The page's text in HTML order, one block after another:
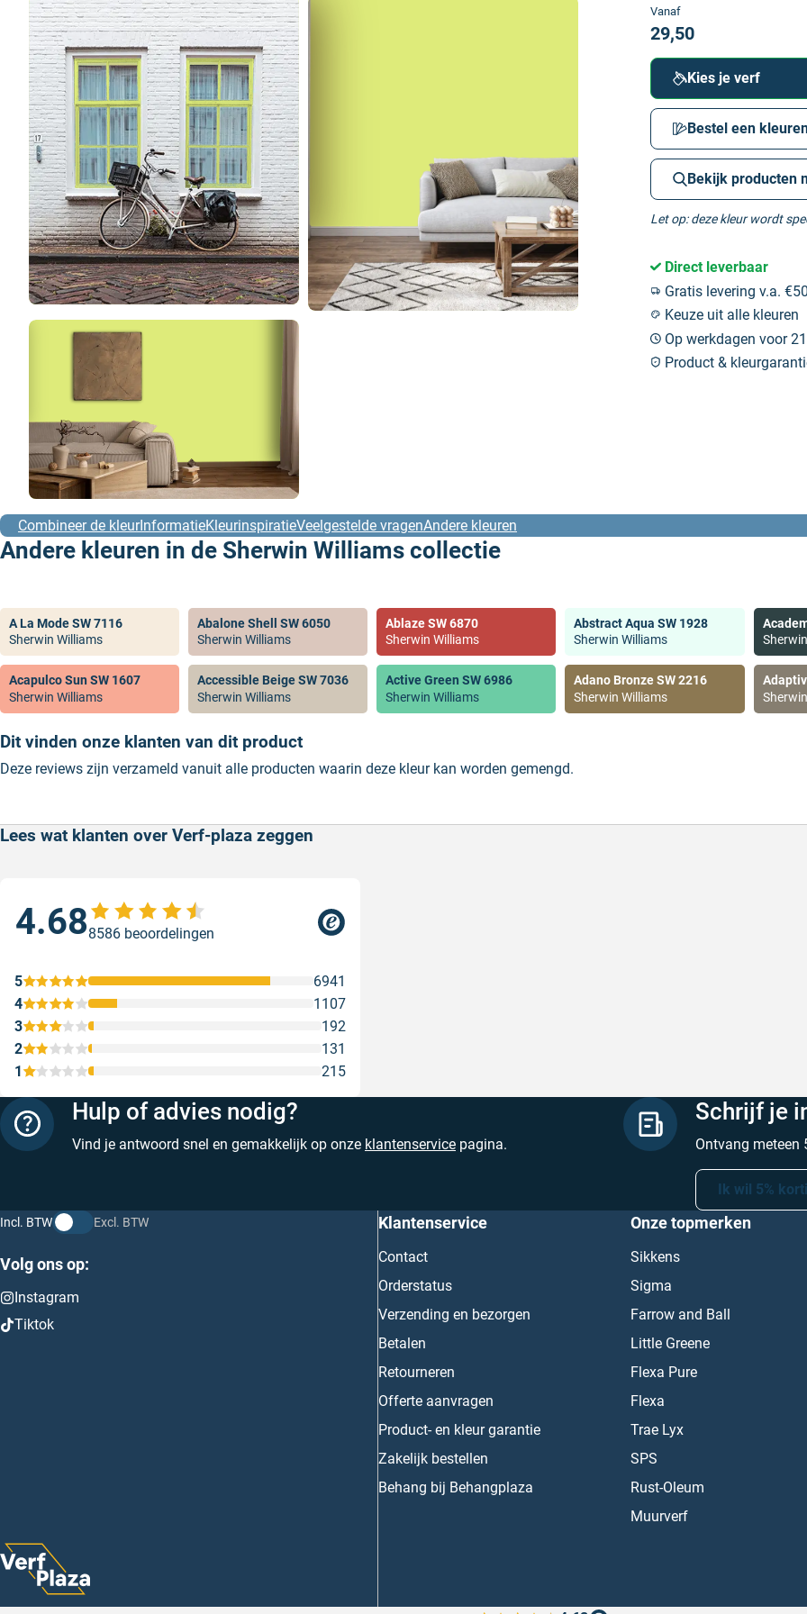
Vanaf
29,50
Kies je verf
Bestel een
Bekijk producten
Let op: deze kleur wordt
Direct leverbaar
Gratis levering v.a.
Keuze uit alle kleuren
Op werkdagen voor
Product &
Combineer de kleurInformatieKleurinspiratieVeelgestelde vragenAndere kleuren
Andere kleuren in de Sherwin Williams collectie
A La Mode SW 7116
Sherwin Williams
Abalone Shell SW 6050
Sherwin Williams
Ablaze SW 6870
Sherwin Williams
Abstract Aqua SW 1928
Sherwin Williams
Acapulco Sun SW 1607
Sherwin Williams
Accessible Beige SW 7036
Sherwin Williams
Active Green SW 6986
Sherwin Williams
Adano Bronze SW 2216
Sherwin Williams
Dit vinden onze klanten van dit product
Deze reviews zijn verzameld vanuit alle producten waarin deze kleur kan worden gemengd.
Lees wat klanten over Verf-plaza zeggen
4.688586 beoordelingen
1 215
2 131
3 192
4 1107
5 6941
Hulp of advies nodig?
Vind je antwoord snel en gemakkelijk op onze klantenservice pagina.
Schrijf je
Ontvang meteen
Ik wil 5%
Incl. BTW Excl. BTW
Volg ons op:
Instagram
Tiktok
Klantenservice
Contact
Orderstatus
Verzending en bezorgen
Betalen
Retourneren
Offerte aanvragen
Product- en kleur garantie
Zakelijk bestellen
Behang bij Behangplaza
Onze topmerken
Sikkens
Sigma
Farrow and Ball
Little Greene
Flexa Pure
Flexa
Trae Lyx
SPS
Rust-Oleum
Muurverf